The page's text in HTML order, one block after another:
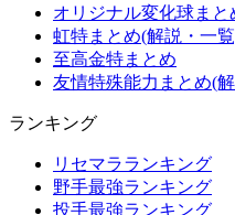
オリジナル変化球ま
虹特まとめ(解説・一
至高金特まとめ
友情特殊能力まとめ(
ランキング
リセマラランキング
野手最強ランキング
投手最強ランキング